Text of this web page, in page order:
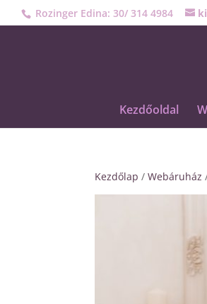
Rozinger Edina: 30/ 314 4984
Kezdőoldal
Kezdőlap /Webáruház